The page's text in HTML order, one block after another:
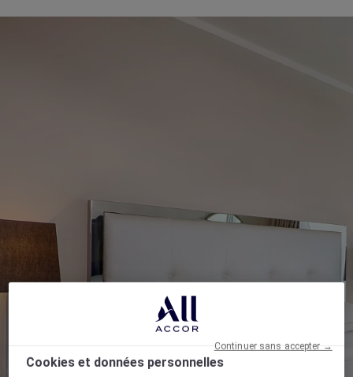
Cookies et données personnelles
Continuer sans accepter →